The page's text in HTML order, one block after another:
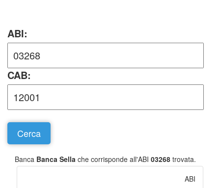
ABI:
CAB:
Banca Banca Sella che corrisponde all'ABI 03268 trovata.
ABI